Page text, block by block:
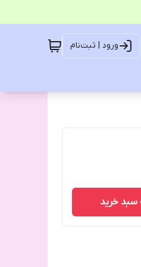
ورود | ثبت‌نام
سبد خرید